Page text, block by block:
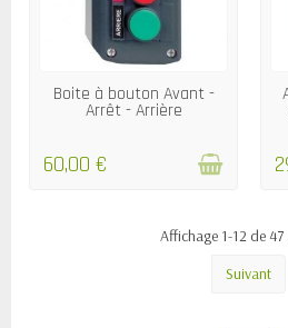
RUPTURE DE STOCK
Boite à bouton Avant -
Arrêt - Arrière
60,00 €
Affichage 1-12 de 47
Suivant